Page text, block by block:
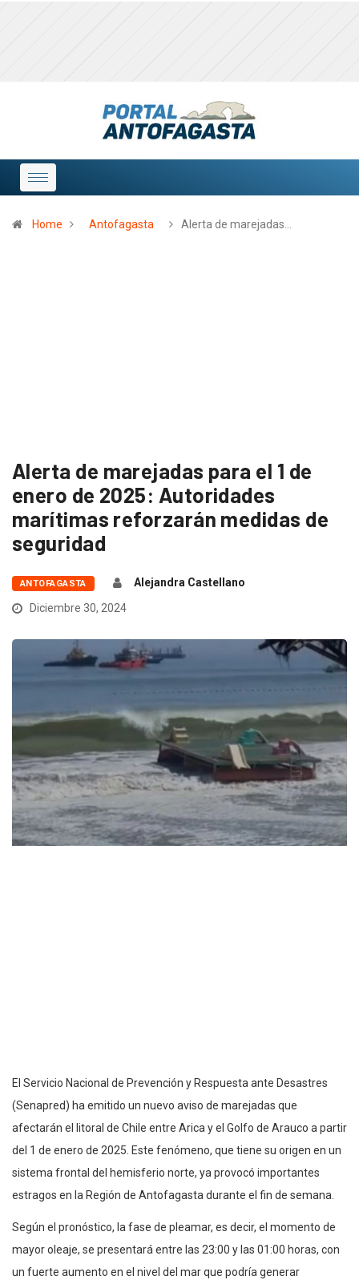
Home Antofagasta Alerta de marejadas…
Alerta de marejadas para el 1 de
enero de 2025: Autoridades
marítimas reforzarán medidas de
seguridad
ANTOFAGASTA
Alejandra Castellano
Diciembre 30, 2024
El Servicio Nacional de Prevención y Respuesta ante Desastres
(Senapred) ha emitido un nuevo aviso de marejadas que
afectarán el litoral de Chile entre Arica y el Golfo de Arauco a partir
del 1 de enero de 2025. Este fenómeno, que tiene su origen en un
sistema frontal del hemisferio norte, ya provocó importantes
estragos en la Región de Antofagasta durante el fin de semana.
Según el pronóstico, la fase de pleamar, es decir, el momento de
mayor oleaje, se presentará entre las 23:00 y las 01:00 horas, con
un fuerte aumento en el nivel del mar que podría generar